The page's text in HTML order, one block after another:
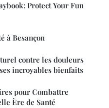
Protect Your Fun
à Besançon
contre les douleurs
incroyables bienfaits
pour Combattre
Ère de Santé